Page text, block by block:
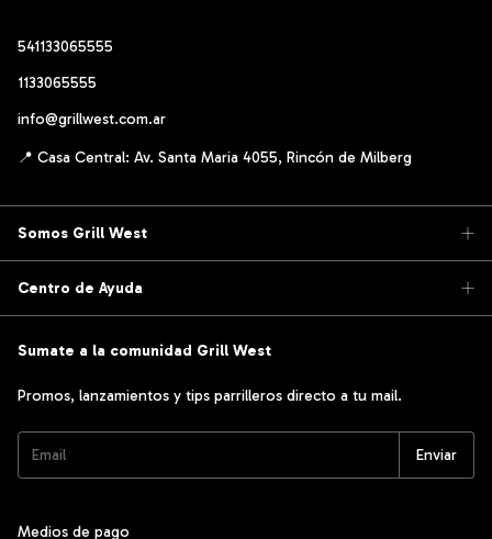
541133065555
1133065555
info@grillwest.com.ar
Somos Grill West
Centro de Ayuda
Sumate a la comunidad Grill West
Promos, lanzamientos y tips parrilleros directo a tu mail.
Medios de pago